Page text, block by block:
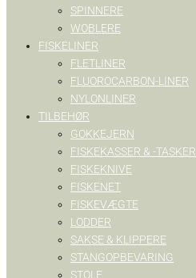
SPINNERE
WOBLERE
FISKELINER
FLETLINER
FLUOROCARBON-LINER
NYLONLINER
TILBEHØR
GOKKEJERN
FISKEKASSER & -TASKER
FISKEKNIVE
FISKENET
FISKEVÆGTE
LODDER
SAKSE & KLIPPERE
STANGOPBEVARING
STOLE